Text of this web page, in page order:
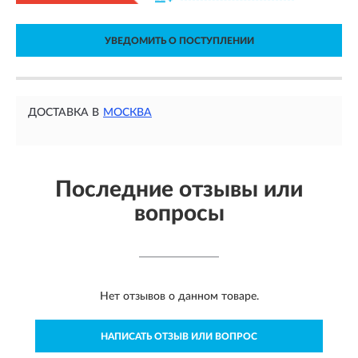
УВЕДОМИТЬ О ПОСТУПЛЕНИИ
ДОСТАВКА В МОСКВА
Последние отзывы или
вопросы
Нет отзывов о данном товаре.
НАПИСАТЬ ОТЗЫВ ИЛИ ВОПРОС